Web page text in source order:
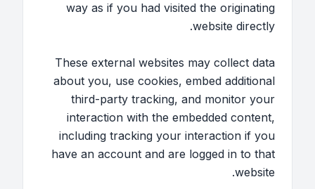
way as if you had visited the originating
website directly.
These external websites may collect data
about you, use cookies, embed additional
third-party tracking, and monitor your
interaction with the embedded content,
including tracking your interaction if you
have an account and are logged in to that
website.